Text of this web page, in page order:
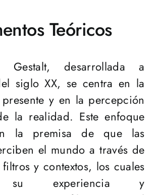
Teóricos
Gestalt, desarrollada a
siglo XX, se centra en la
y en la percepción
la realidad. Este enfoque
la premisa de que las
el mundo a través de
y contextos, los cuales
su experiencia y